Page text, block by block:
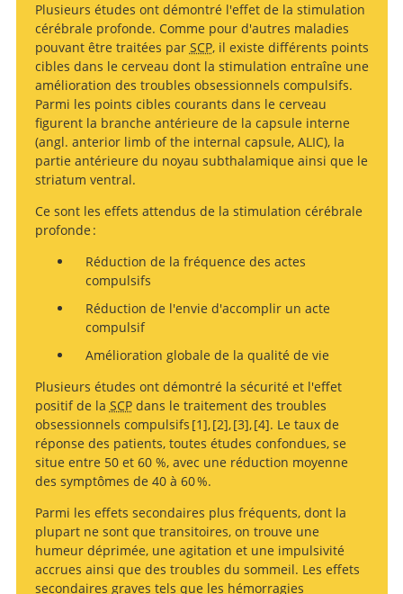
Plusieurs études ont démontré l'effet de la stimulation
cérébrale profonde. Comme pour d'autres maladies
pouvant être traitées par SCP, il existe différents points
cibles dans le cerveau dont la stimulation entraîne une
amélioration des troubles obsessionnels compulsifs.
Parmi les points cibles courants dans le cerveau
figurent la branche antérieure de la capsule interne
(angl. anterior limb of the internal capsule, ALIC), la
partie antérieure du noyau subthalamique ainsi que le
striatum ventral.
Ce sont les effets attendus de la stimulation cérébrale
profonde :
Réduction de la fréquence des actes
compulsifs
Réduction de l'envie d'accomplir un acte
compulsif
Amélioration globale de la qualité de vie
Plusieurs études ont démontré la sécurité et l'effet
positif de la SCPdans le traitement des troubles
obsessionnels compulsifs 1
Efficacy of Deep Brain
Stimulation of the Ventral Anterior Limb of the Internal
Capsule for Refractory Obsessive-Compulsive Disorder:
A Clinical Cohort of 70 Patients.
, 2
Long-term
effects of subthalamic stimulation in Obsessive-
Compulsive Disorder: Follow-up of a randomized
controlled trial.[letter].
, 3
A prospective
international multi-center study on safety and efficacy
of deep brain stimulation for resistant obsessive-
compulsive disorder.
, 4
Deep brain stimulation
for obsessive-compulsive disorder: A systematic review
of randomised controlled trials.
. Le taux de
réponse des patients, toutes études confondues, se
situe entre 50 et 60 %, avec une réduction moyenne
des symptômes de 40 à 60 %.
Parmi les effets secondaires plus fréquents, dont la
plupart ne sont que transitoires, on trouve une
humeur déprimée, une agitation et une impulsivité
accrues ainsi que des troubles du sommeil. Les effets
secondaires graves tels que les hémorragies